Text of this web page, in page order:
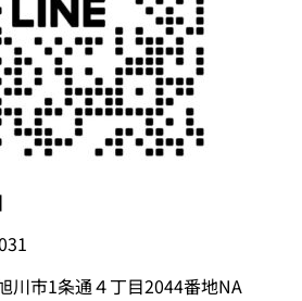
通４丁目2044番地NA